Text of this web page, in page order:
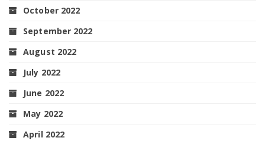
October 2022
September 2022
August 2022
July 2022
June 2022
May 2022
April 2022